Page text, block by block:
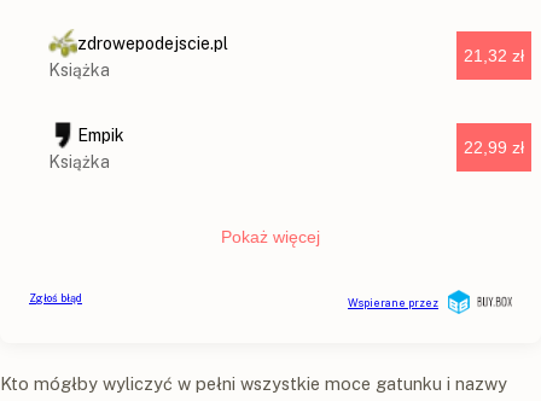
Kto mógłby wyliczyć w pełni wszystkie moce gatunku i nazwy